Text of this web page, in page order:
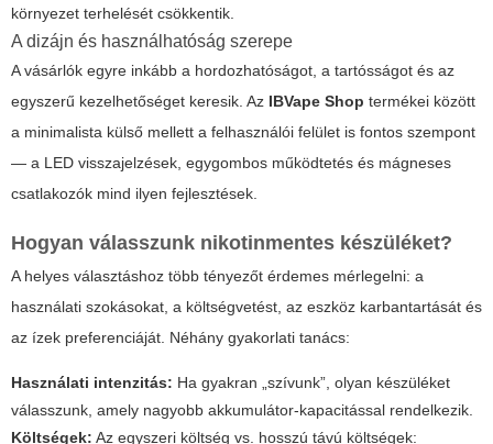
környezet terhelését csökkentik.
A dizájn és használhatóság szerepe
A vásárlók egyre inkább a hordozhatóságot, a tartósságot és az
egyszerű kezelhetőséget keresik. Az IBVape Shop termékei között
a minimalista külső mellett a felhasználói felület is fontos szempont
— a LED visszajelzések, egygombos működtetés és mágneses
csatlakozók mind ilyen fejlesztések.
Hogyan válasszunk nikotinmentes készüléket?
A helyes választáshoz több tényezőt érdemes mérlegelni: a
használati szokásokat, a költségvetést, az eszköz karbantartását és
az ízek preferenciáját. Néhány gyakorlati tanács:
Használati intenzitás: Ha gyakran „szívunk”, olyan készüléket
válasszunk, amely nagyobb akkumulátor-kapacitással rendelkezik.
Költségek: Az egyszeri költség vs. hosszú távú költségek: